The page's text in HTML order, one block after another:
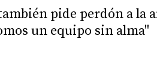
pide perdón a la
un equipo sin alma"